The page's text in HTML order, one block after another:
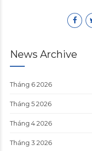
News Archive
Tháng 6 2026
Tháng 5 2026
Tháng 4 2026
Tháng 3 2026